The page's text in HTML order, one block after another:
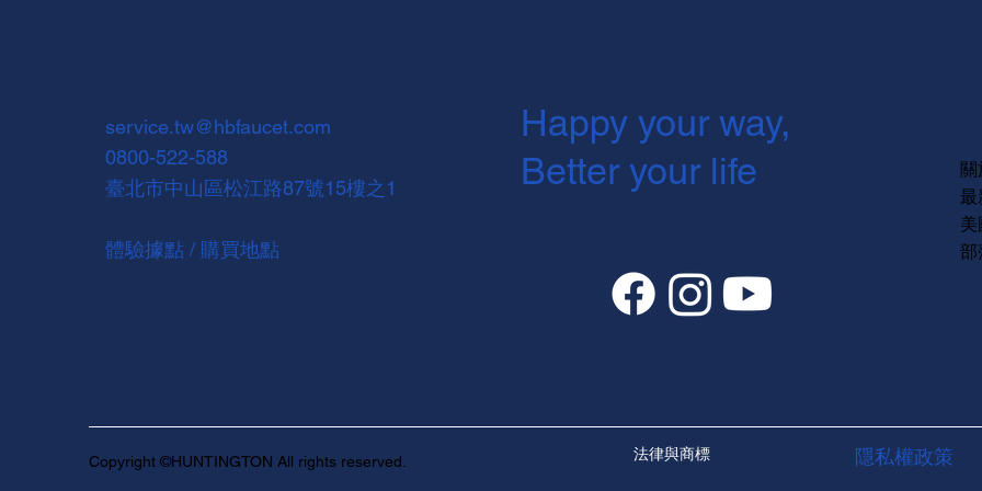
service.tw@hbfaucet.com
0800-522-588
臺北市中山區松江路87號15樓之1
體驗據點 / 購買地點
Happy your way,
Better your life
最
部
Copyright ©HUNTINGTON All rights reserved. 法律與商標 隱私權政策